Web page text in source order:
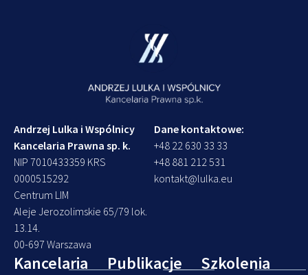
Andrzej Lulka i Wspólnicy
Kancelaria Prawna sp. k.
NIP 7010433359 KRS
0000515292
Centrum LIM
Aleje Jerozolimskie 65/79 lok.
13.14.
00-697 Warszawa
Dane kontaktowe:
+48 22 630 33 33
+48 881 212 531
kontakt@lulka.eu
Kancelaria Publikacje Szkolenia